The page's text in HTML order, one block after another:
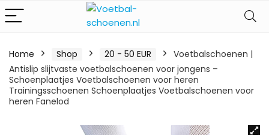
Home Shop 20 - 50 EUR
Voetbalschoenen |
Antislip slijtvaste voetbalschoenen voor jongens –
Schoenplaatjes Voetbalschoenen voor heren
Trainingsschoenen Schoenplaatjes Voetbalschoenen voor
heren Fanelod